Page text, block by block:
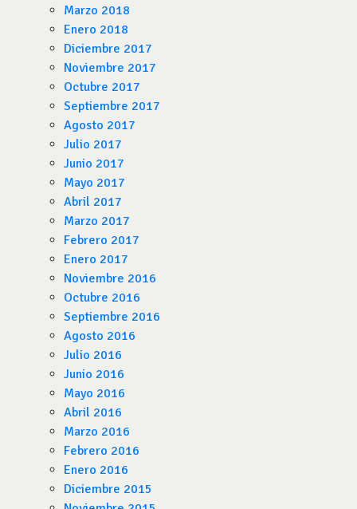
Marzo 2018
Enero 2018
Diciembre 2017
Noviembre 2017
Octubre 2017
Septiembre 2017
Agosto 2017
Julio 2017
Junio 2017
Mayo 2017
Abril 2017
Marzo 2017
Febrero 2017
Enero 2017
Noviembre 2016
Octubre 2016
Septiembre 2016
Agosto 2016
Julio 2016
Junio 2016
Mayo 2016
Abril 2016
Marzo 2016
Febrero 2016
Enero 2016
Diciembre 2015